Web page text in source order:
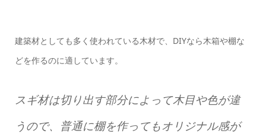
建築材としても多く使われている木材で、DIYなら木箱や棚な
どを作るのに適しています。
スギ材は切り出す部分によって木目や色が違
うので、普通に棚を作ってもオリジナル感が